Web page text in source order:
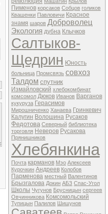
Пименов корсаков Собцов голиков
Квашенки Павловичи Красное
знамя шаров Доброволец
Экология дубна Клычков
Салтыков-
Щедрин Юность
больница Промсвязь совхоз
Талдом спутник
Измайловский хлебокомбинат
комсомол Дюков Иванов Варганов
кукуруза Герасимов
Мирошниченко Ханаева Гринкевич
Калугин Волошина Русаков
Федотова Северный библиотека
торговля Неверов Русакова
Прянишников
Хлебянкина
Почта карманов Мэо Алексеев
Курочкин Андреев Колобов
Парменова местный Валентинов
Брызгалова Докин АБЗ Спас-Угол
Школы Чугунов Брусницын сергеев
Овчинникова Комсомольский
Тупицын Палилов Шишунов